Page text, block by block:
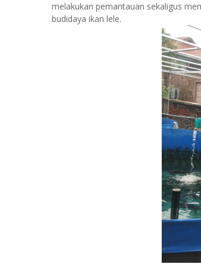
melakukan pemantauan sekaligus
budidaya ikan lele.